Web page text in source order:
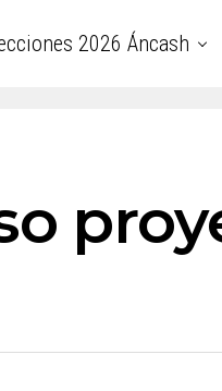
2026 Áncash